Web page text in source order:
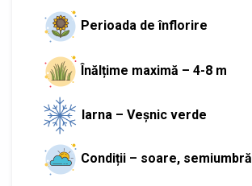
Perioada de înflorire
Înălțime maximă – 4-8 m
Iarna – Veșnic verde
Condiții – soare, semiumbră